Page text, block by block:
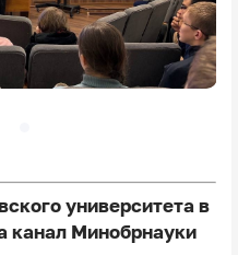
университета в
канал Минобрнауки